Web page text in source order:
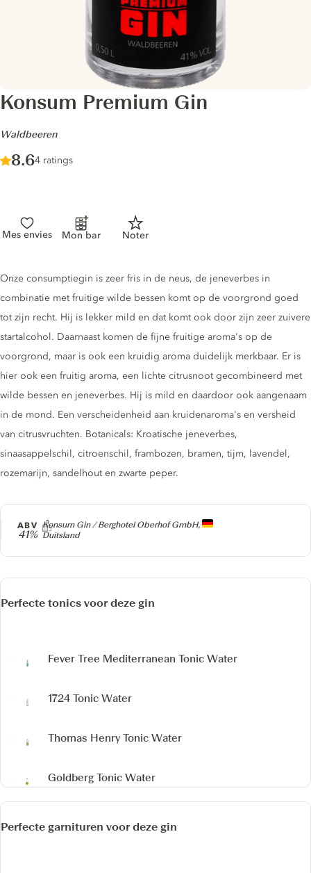
Konsum Premium Gin
-Waldbeeren
Score :
8.6/ 10
4 ratings
Mes envies Mon bar Noter
Producer
Konsum Gin / Berghotel Oberhof GmbH,
Duitsland
ABV
41%
Gin description
Onze consumptiegin is zeer fris in de neus, de jeneverbes in
combinatie met fruitige wilde bessen komt op de voorgrond goed
tot zijn recht. Hij is lekker mild en dat komt ook door zijn zeer zuivere
startalcohol. Daarnaast komen de fijne fruitige aroma's op de
voorgrond, maar is ook een kruidig aroma duidelijk merkbaar. Er is
hier ook een fruitig aroma, een lichte citrusnoot gecombineerd met
wilde bessen en jeneverbes. Hij is mild en daardoor ook aangenaam
in de mond. Een verscheidenheid aan kruidenaroma's en versheid
van citrusvruchten. Botanicals: Kroatische jeneverbes,
sinaasappelschil, citroenschil, frambozen, bramen, tijm, lavendel,
rozemarijn, sandelhout en zwarte peper.
Perfecte tonics voor deze gin
Fever Tree Mediterranean Tonic Water
1724 Tonic Water
Thomas Henry Tonic Water
Goldberg Tonic Water
Perfecte garnituren voor deze gin